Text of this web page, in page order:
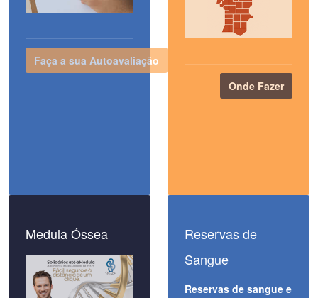
Faça a sua Autoavaliação
Onde Fazer
Medula Óssea
Reservas de
Sangue
Reservas de sangue e